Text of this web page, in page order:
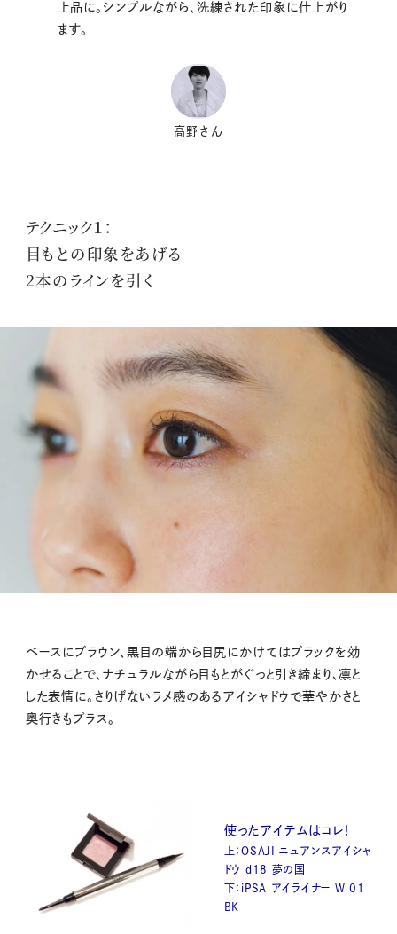
上品に。シンプルながら、洗練された印象に仕上がり
ます。
高野さん
テクニック１：
目もとの印象をあげる
2本のラインを引く
ベースにブラウン、黒目の端から目尻にかけてはブラックを効
かせることで、ナチュラルながら目もとがぐっと引き締まり、凛と
した表情に。さりげないラメ感のあるアイシャドウで華やかさと
奥行きもプラス。
使ったアイテムはコレ！
上：OSAJI ニュアンスアイシャ
ドウ d18 夢の国
下：iPSA アイライナー W 01
BK